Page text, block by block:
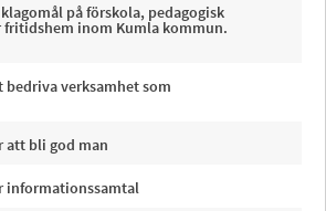
på förskola, pedagogisk
fritidshem inom Kumla kommun.
bedriva verksamhet som
att bli god man
informationssamtal